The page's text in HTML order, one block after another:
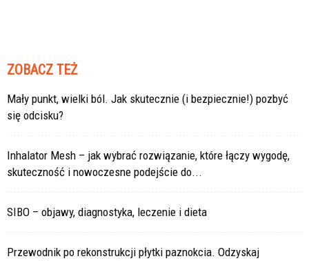
ZOBACZ TEŻ
Mały punkt, wielki ból. Jak skutecznie (i bezpiecznie!) pozbyć
się odcisku?
Inhalator Mesh – jak wybrać rozwiązanie, które łączy wygodę,
skuteczność i nowoczesne podejście do...
SIBO – objawy, diagnostyka, leczenie i dieta
Przewodnik po rekonstrukcji płytki paznokcia. Odzyskaj